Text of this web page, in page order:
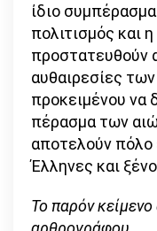
ίδιο
πολιτισμός και
προστατευθούν
αυθαιρεσίες
προκειμένου να
πέρασμα των
αποτελούν πόλο
Έλληνες και
Το παρόν